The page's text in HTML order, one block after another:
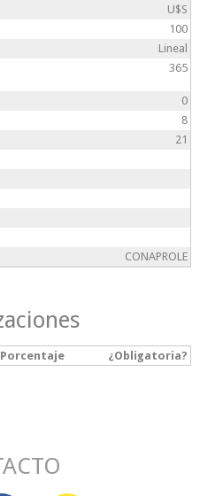
U$S
100
Lineal
365
0
8
21
CONAPROLE
Porcentaje ¿Obligatoria?